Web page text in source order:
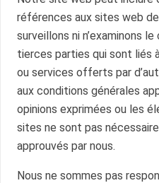
références aux sites web
surveillons ni n’examinons
tierces parties qui sont liés
ou services offerts par
aux conditions générales
opinions exprimées ou les
sites ne sont pas
approuvés par nous.
Nous ne sommes pas